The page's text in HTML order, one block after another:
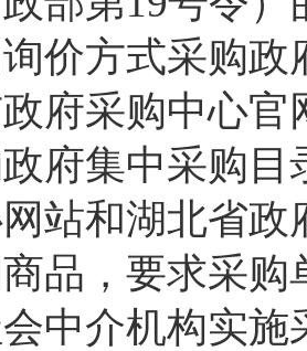
价方式采购
府采购中心
府集中采购
站和湖北省
品，要求采
中介机构实